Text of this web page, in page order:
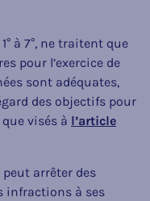
1° à 7°, ne traitent que
pour l’exercice de
sont adéquates,
des objectifs pour
visés à l’article
arrêter des
infractions à ses